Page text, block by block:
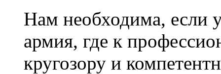
Нам необходима, если
армия, где к
кругозору и